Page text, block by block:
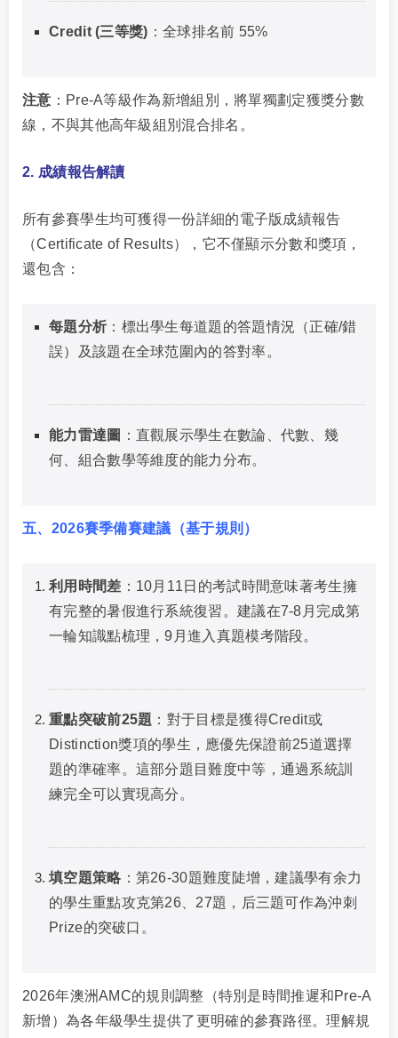
Credit (三等獎) ：全球排名前 55%
注意 ：Pre-A等級作為新增組別，將單獨劃定獲獎分數
線，不與其他高年級組別混合排名。
2. 成績報告解讀
所有參賽學生均可獲得一份詳細的電子版成績報告
（Certificate of Results），它不僅顯示分數和獎項，
還包含：
每題分析 ：標出學生每道題的答題情況（正確/錯
誤）及該題在全球范圍內的答對率。
能力雷達圖 ：直觀展示學生在數論、代數、幾
何、組合數學等維度的能力分布。
五、2026賽季備賽建議（基于規則）
利用時間差 ：10月11日的考試時間意味著考生擁
有完整的暑假進行系統復習。建議在7-8月完成第
一輪知識點梳理，9月進入真題模考階段。
重點突破前25題 ：對于目標是獲得Credit或
Distinction獎項的學生，應優先保證前25道選擇
題的準確率。這部分題目難度中等，通過系統訓
練完全可以實現高分。
填空題策略 ：第26-30題難度陡增，建議學有余力
的學生重點攻克第26、27題，后三題可作為沖刺
Prize的突破口。
2026年澳洲AMC的規則調整（特別是時間推遲和Pre-A
新增）為各年級學生提供了更明確的參賽路徑。理解規